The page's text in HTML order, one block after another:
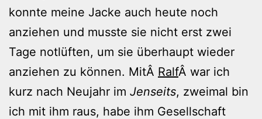
konnte meine Jacke auch heute noch
anziehen und musste sie nicht erst zwei
Tage notlüften, um sie überhaupt wieder
anziehen zu können. MitÂ RalfÂ war ich
kurz nach Neujahr im Jenseits, zweimal bin
ich mit ihm raus, habe ihm Gesellschaft